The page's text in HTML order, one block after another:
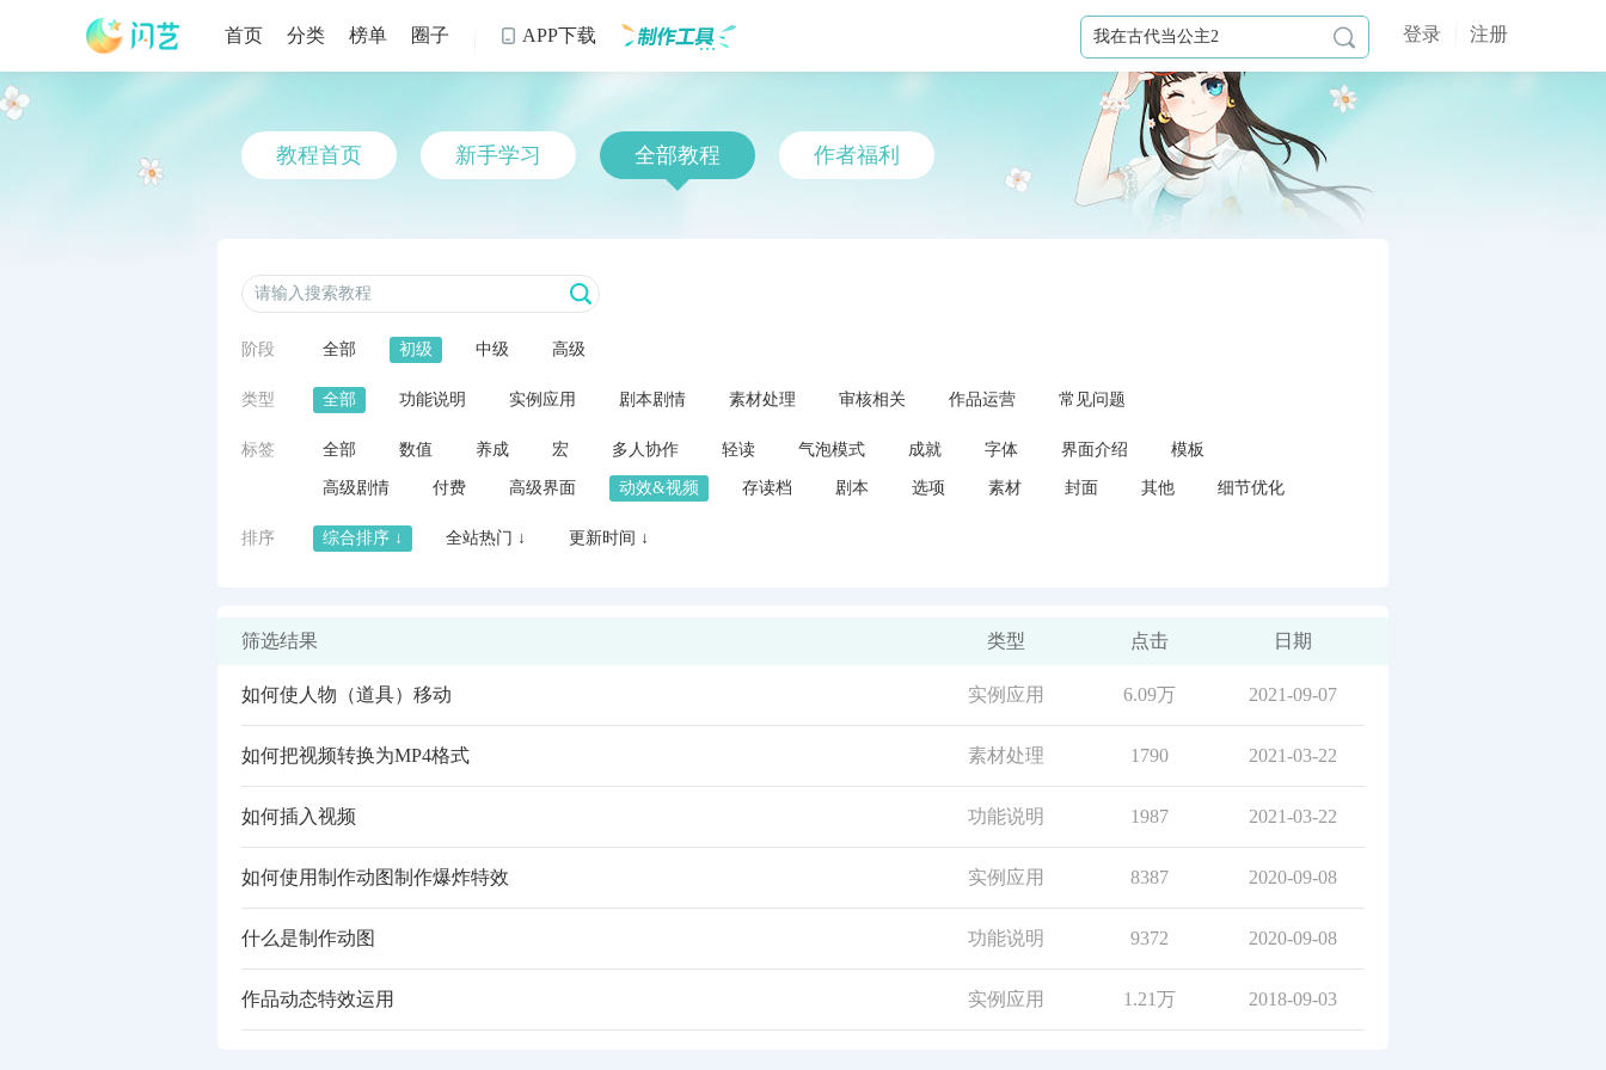
首页 分类 榜单 圈子  APP下载 登录 注册

教程首页 新手学习 全部教程 作者福利
阶段 全部 初级 中级 高级
类型 全部 功能说明 实例应用 剧本剧情 素材处理 审核相关 作品运营 常见问题
标签 全部 数值 养成 宏 多人协作 轻读 气泡模式 成就 字体 界面介绍 模板
高级剧情 付费 高级界面 动效&视频 存读档 剧本 选项 素材 封面 其他 细节优化
排序 综合排序 ↓ 全站热门 ↓ 更新时间 ↓
筛选结果 类型 点击 日期
如何使人物（道具）移动 实例应用 6.09万 2021-09-07
如何把视频转换为MP4格式 素材处理 1790 2021-03-22
如何插入视频 功能说明 1987 2021-03-22
如何使用制作动图制作爆炸特效 实例应用 8387 2020-09-08
什么是制作动图 功能说明 9372 2020-09-08
作品动态特效运用 实例应用 1.21万 2018-09-03